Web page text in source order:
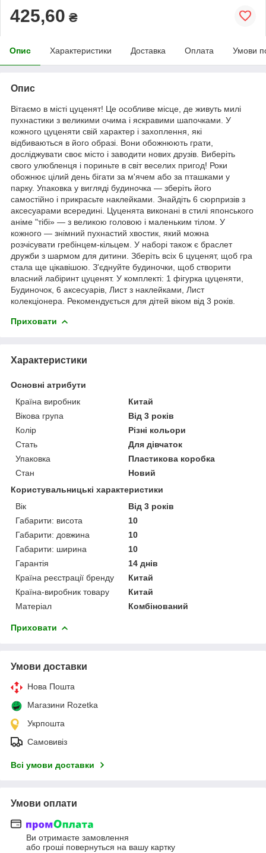
425,60 ₴
Опис Характеристики Доставка Оплата Умови
Опис
Вітаємо в місті цуценят! Це особливе місце, де живуть милі
пухнастики з великими очима і яскравими шапочками. У
кожного цуценяти свій характер і захоплення, які
відбиваються в його образі. Вони обожнюють грати,
досліджувати своє місто і заводити нових друзів. Виберіть
свого улюбленця і пориньте в світ веселих пригод! Роки
обожнює цілий день бігати за м'ячем або за пташками у
парку. Упаковка у вигляді будиночка — зберіть його
самостійно і прикрасьте наклейками. Знайдіть 6 сюрпризів з
аксесуарами всередині. Цуценята виконані в стилі японського
аніме "тібі» — з великою головою і маленьким тілом. У
кожного — знімний пухнастий хвостик, який можна
розчісувати гребінцем-кільцем. У наборі також є браслет
дружби з шармом для дитини. Зберіть всіх 6 цуценят, щоб гра
стала ще цікавішою. З'єднуйте будиночки, щоб створити
власний лабіринт цуценят. У комплекті: 1 фігурка цуценяти,
Будиночок, 6 аксесуарів, Лист з наклейками, Лист
колекціонера. Рекомендується для дітей віком від 3 років.
Приховати
Характеристики
Основні атрибути
Країна виробник
Китай
Вікова група
Від 3 років
Колір
Різні кольори
Стать
Для дівчаток
Упаковка
Пластикова коробка
Стан
Новий
Користувальницькі характеристики
Вік
Від 3 років
Габарити: висота
10
Габарити: довжина
10
Габарити: ширина
10
Гарантія
14 днів
Країна реєстрації бренду
Китай
Країна-виробник товару
Китай
Матеріал
Комбінований
Приховати
Умови доставки
Нова Пошта
Магазини Rozetka
Укрпошта
Самовивіз
Всі умови доставки
Умови оплати
Ви отримаєте замовлення
або гроші повернуться на вашу картку